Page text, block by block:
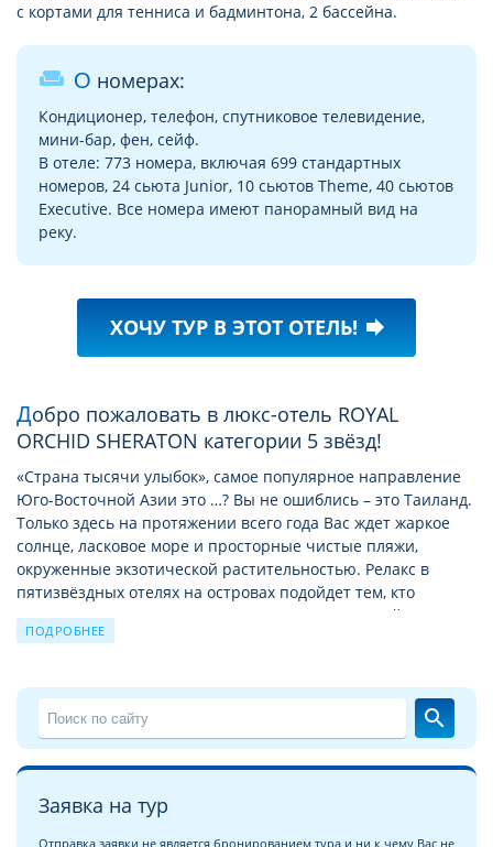
с кортами для тенниса и бадминтона, 2 бассейна.
weekend О номерах:
Кондиционер, телефон, спутниковое телевидение,
мини-бар, фен, сейф.
В отеле: 773 номера, включая 699 стандартных
номеров, 24 сьюта Junior, 10 сьютов Theme, 40 сьютов
Executive. Все номера имеют панорамный вид на
реку.
ХОЧУ ТУР В ЭТОТ ОТЕЛЬ! forward
Добро пожаловать в люкс-отель ROYAL
ORCHID SHERATON категории 5 звёзд!
«Страна тысячи улыбок», самое популярное направление
Юго-Восточной Азии это …? Вы не ошиблись – это Таиланд.
Только здесь на протяжении всего года Вас ждет жаркое
солнце, ласковое море и просторные чистые пляжи,
окруженные экзотической растительностью. Релакс в
пятизвёздных отелях на островах подойдет тем, кто
предпочитает уединение или ищет размеренный
семейный отдых. А отдых в люкс-отелях на курортах
подходят тем, кто не может жить без тусовок и ночной
жизни.
Туры в отель ROYAL ORCHID SHERATON 5*
одному, и большой веселой компании, и семье с детьми.
ПОДРОБНЕЕ
search
Заявка на тур
Отправка заявки не является бронированием тура и ни к чему Вас не